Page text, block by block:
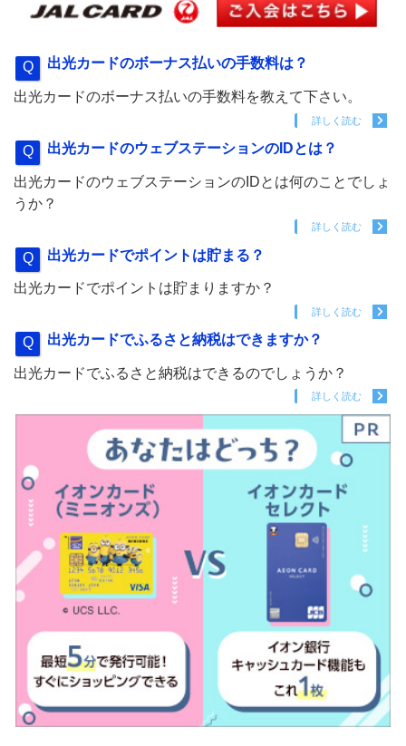
出光カードのボーナス払いの手数料は？
出光カードのボーナス払いの手数料を教えて下さい。
詳しく読む
出光カードのウェブステーションのIDとは？
出光カードのウェブステーションのIDとは何のことでしょ
うか？
詳しく読む
出光カードでポイントは貯まる？
出光カードでポイントは貯まりますか？
詳しく読む
出光カードでふるさと納税はできますか？
出光カードでふるさと納税はできるのでしょうか？
詳しく読む